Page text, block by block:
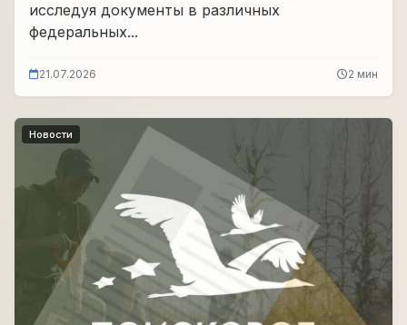
исследуя документы в различных
федеральных...
21.07.2026 2 мин
Новости